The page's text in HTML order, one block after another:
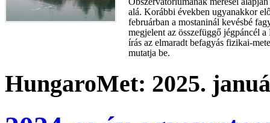
alá. Korábbi években ugyanakkor
februárban a mostaninál kevésbé
megjelent az összefüggő jégpáncél
írás az elmaradt befagyás fizikai-
mutatja be.
HungaroMet: 2025.